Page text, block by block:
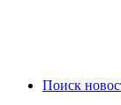
Поиск